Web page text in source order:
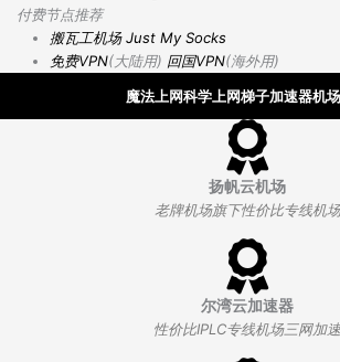
付费节点推荐
搬瓦工机场 Just My Socks
免费VPN(大陆用) 回国VPN(海外用)
魔法上网科学上网梯子加速器机
扬帆云机场
老牌机场旗下性价比专线机场
尔湾云加速器
性价比IPLC专线机场三网加速